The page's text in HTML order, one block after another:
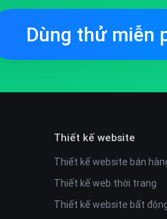
Dùng thử miễn
Thiết kế website
Thiết kế website bán
Thiết kế web thời trang
Thiết kế website bất